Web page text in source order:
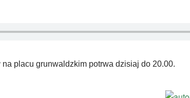
placu grunwaldzkim potrwa dzisiaj do 20.00.